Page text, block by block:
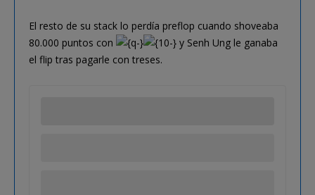
El resto de su stack lo perdía preflop cuando shoveaba
80.000 puntos con
y Senh Ung le ganaba
el flip tras pagarle con treses.